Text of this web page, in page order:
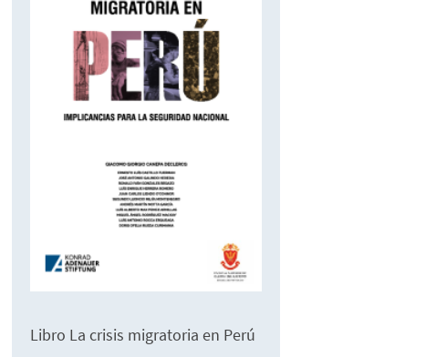
Libro La crisis migratoria en Perú